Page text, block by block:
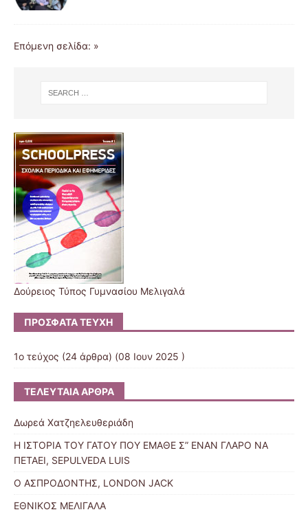
Επόμενη σελίδα: »
Δούρειος Τύπος Γυμνασίου Μελιγαλά
ΠΡΌΣΦΑΤΑ ΤΕΎΧΗ
1ο τεύχος (24 άρθρα) (08 Ιουν 2025 )
ΤΕΛΕΥΤΑΊΑ ΆΡΘΡΑ
Δωρεά Χατζηελευθεριάδη
Η ΙΣΤΟΡΙΑ ΤΟΥ ΓΑΤΟΥ ΠΟΥ ΕΜΑΘΕ Σ” ΕΝΑΝ ΓΛΑΡΟ ΝΑ
ΠΕΤΑΕΙ, SEPULVEDA LUIS
Ο ΑΣΠΡΟΔΟΝΤΗΣ, LONDON JACK
ΕΘΝΙΚΟΣ ΜΕΛΙΓΑΛΑ